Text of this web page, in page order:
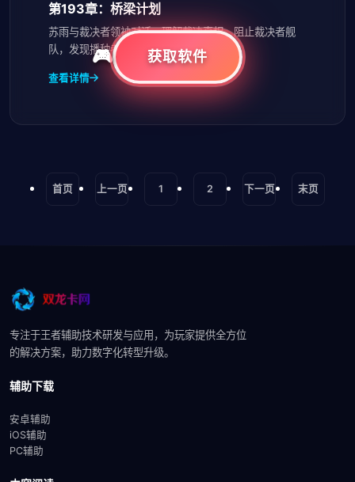
第193章：桥梁计划
苏雨与裁决者领袖对话，理解裁决真相，阻止裁决者舰
队，发现播种者文明的秘密。
查看详情
首页 上一页 1 2 下一页 末页
专注于王者辅助技术研发与应用，为玩家提供全方位
的解决方案，助力数字化转型升级。
辅助下载
安卓辅助
iOS辅助
PC辅助
获取软件